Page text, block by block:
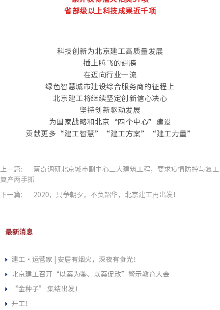
省部级以上科技成果近千项
科技创新为北京建工高质量发展
插上腾飞的翅膀
在迈向行业一流
绿色智慧城市建设综合服务商的征程上
北京建工将继续坚定创新信心决心
坚持创新驱动发展
为国家战略和北京“四个中心”建设
贡献更多“建工智慧”“建工方案”“建工力量”
上一篇:
蔡奇调研北京城市副中心三大建筑工程，要求疫情防控与复工
复产两手抓
下一篇: 2020，只争朝夕，不负韶华，北京建工再出发！
最新消息
建工・运营家 | 安居有烟火，深夜有食光！
北京建工召开“以案为鉴、以案促改”警示教育大会
“金种子” 集结出发！
开工！